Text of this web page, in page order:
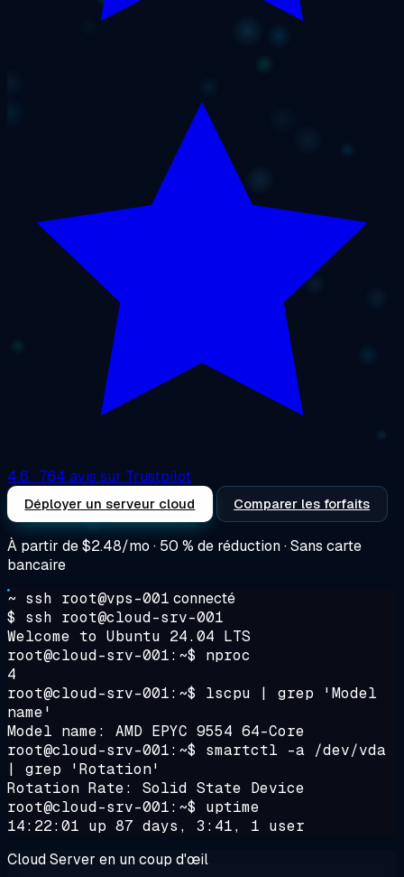
4.6 · 764 avis sur Trustpilot
Déployer un serveur cloud Comparer les forfaits
À partir de$2.48/mo · 50 % de réduction · Sans carte
bancaire
~ ssh root@vps-001 connecté
$ ssh root@cloud-srv-001
Welcome to Ubuntu 24.04 LTS
root@cloud-srv-001:~$ nproc
4
root@cloud-srv-001:~$ lscpu | grep 'Model
name'
Model name: AMD EPYC 9554 64-Core
root@cloud-srv-001:~$ smartctl -a /dev/vda
| grep 'Rotation'
Rotation Rate: Solid State Device
root@cloud-srv-001:~$ uptime
14:22:01 up 87 days, 3:41, 1 user
Cloud Server en un coup d'œil